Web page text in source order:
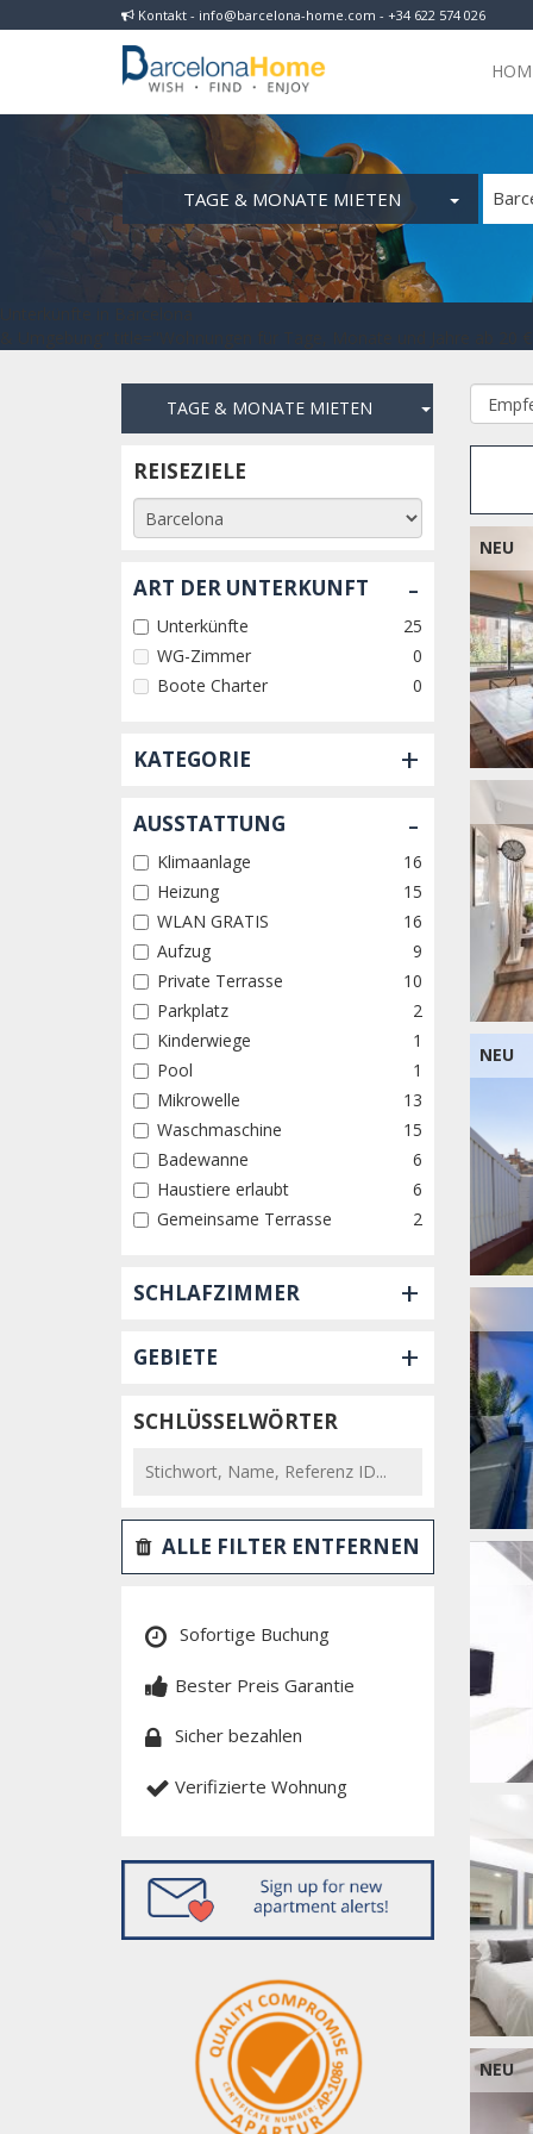
Kontakt - info@barcelona-home.com - +34 622 574 026
TAGE & MONATE MIETEN
TAGE & MONATE MIETEN
REISEZIELE
ART DER UNTERKUNFT -
Unterkünfte
25
WG-Zimmer
0
Boote Charter
0
KATEGORIE +
AUSSTATTUNG -
Klimaanlage
16
Heizung
15
WLAN GRATIS
16
Aufzug
9
Private Terrasse
10
Parkplatz
2
Kinderwiege
1
Pool
1
Mikrowelle
13
Waschmaschine
15
Badewanne
6
Haustiere erlaubt
6
Gemeinsame Terrasse
2
SCHLAFZIMMER +
GEBIETE +
SCHLÜSSELWÖRTER
ALLE FILTER ENTFERNEN
Sofortige Buchung
Bester Preis Garantie
Sicher bezahlen
Verifizierte Wohnung
NEU
NEU
NEU